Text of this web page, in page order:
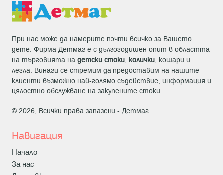
При нас може да намерите почти всичко за Вашето
дете. Фирма Детмаг е с дългогодишен опит в областта
на търговията на детски стоки, колички, кошари и
легла. Винаги се стремим да предоставим на нашите
клиенти възможно най-голямо съдействие, информация и
цялостно обслужване на закупените стоки.
© 2026, Всички права запазени - Детмаг
Навигация
Начало
За нас